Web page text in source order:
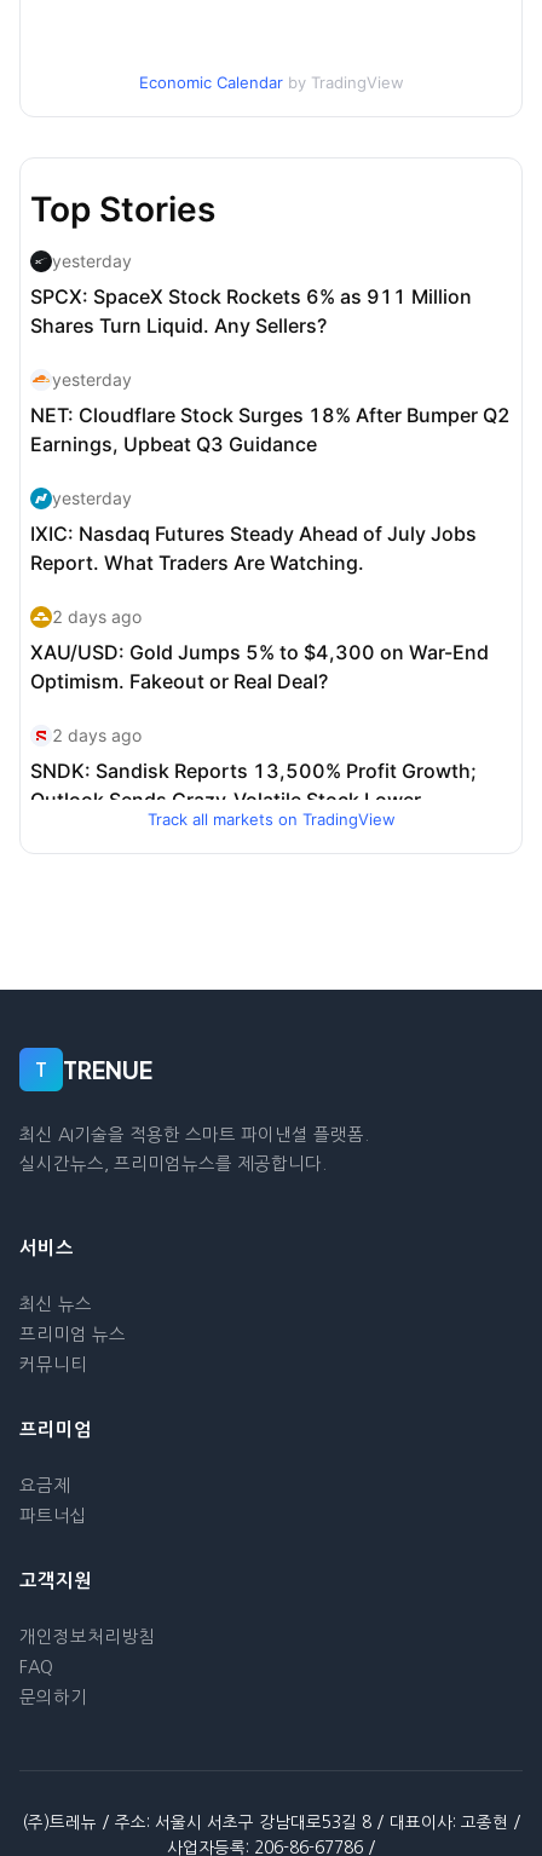
Economic Calendar by TradingView
Track all markets on TradingView
T TRENUE
최신 AI기술을 적용한 스마트 파이낸셜 플랫폼.
실시간뉴스, 프리미엄뉴스를 제공합니다.
서비스
최신 뉴스
프리미엄 뉴스
커뮤니티
프리미엄
요금제
파트너십
고객지원
개인정보처리방침
FAQ
문의하기
(주)트레뉴 / 주소: 서울시 서초구 강남대로53길 8 / 대표이사: 고종현 /
사업자등록: 206-86-67786 /